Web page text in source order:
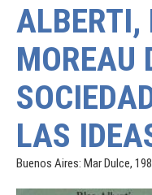
ALBERTI,
MOREAU
LAS
Buenos Aires: Mar Dulce,